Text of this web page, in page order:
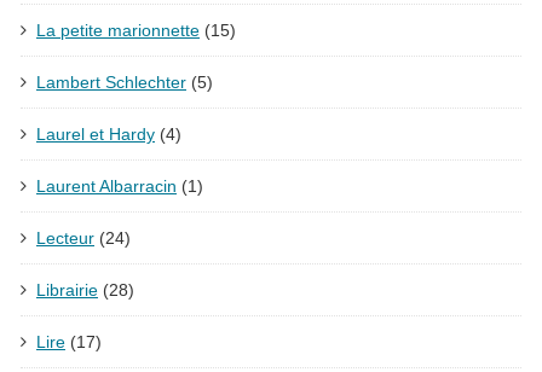
La petite marionnette (15)
Lambert Schlechter (5)
Laurel et Hardy (4)
Laurent Albarracin (1)
Lecteur (24)
Librairie (28)
Lire (17)